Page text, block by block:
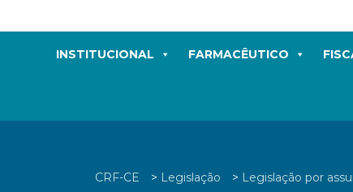
INSTITUCIONAL FARMACÊUTICO
CRF-CE > Legislação > Legislação por